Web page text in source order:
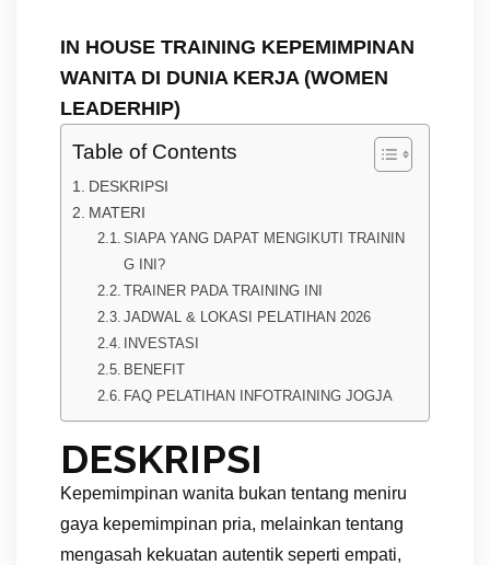
IN HOUSE TRAINING KEPEMIMPINAN
WANITA DI DUNIA KERJA (WOMEN
LEADERHIP)
Table of Contents
DESKRIPSI
MATERI
SIAPA YANG DAPAT MENGIKUTI TRAININ
G INI?
TRAINER PADA TRAINING INI
JADWAL & LOKASI PELATIHAN 2026
INVESTASI
BENEFIT
FAQ PELATIHAN INFOTRAINING JOGJA
DESKRIPSI
Kepemimpinan wanita bukan tentang meniru
gaya kepemimpinan pria, melainkan tentang
mengasah kekuatan autentik seperti empati,